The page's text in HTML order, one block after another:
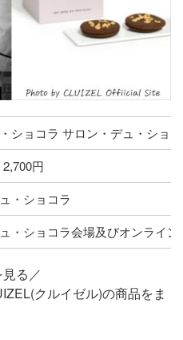
ショコラ サロン・デュ・ショ
円
・ショコラ
・ショコラ会場及びオンライン
る／
クルイゼル)の商品をま